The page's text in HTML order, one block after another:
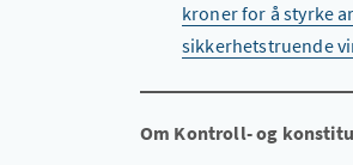
kroner for å styrke
sikkerhetstruende
Om Kontroll- og